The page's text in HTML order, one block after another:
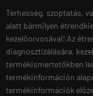
Terhesség, szoptatás,
alatt bármilyen
kezelőorvosával! Az
diagnosztizálására,
termékismertetőkben
termékinformáción
termékinformációk